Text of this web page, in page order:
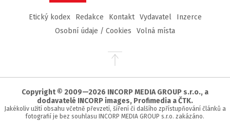
Etický kodex Redakce Kontakt Vydavatel
Inzerce
Osobní údaje / Cookies
Volná místa
Přejít
stránky
Copyright © 2009—2026 INCORP MEDIA GROUP s.r.o., a
dodavatelé INCORP images, Profimedia a ČTK.
Jakékoliv užití obsahu včetně převzetí, šíření či dalšího zpřístupňování článků a
fotografií je bez souhlasu INCORP MEDIA GROUP s.r.o. zakázáno.